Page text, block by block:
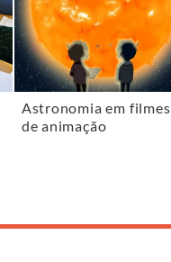
Astronomia em filmes
de animação